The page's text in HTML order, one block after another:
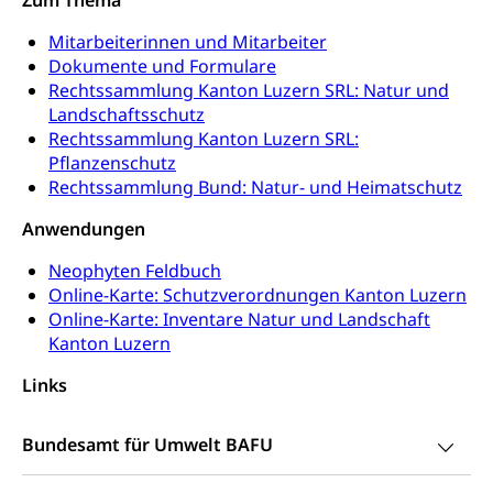
Mitarbeiterinnen und Mitarbeiter
Dokumente und Formulare
Rechtssammlung Kanton Luzern SRL: Natur und
Landschaftsschutz
Rechtssammlung Kanton Luzern SRL:
Pflanzenschutz
Rechtssammlung Bund: Natur- und Heimatschutz
Anwendungen
Neophyten Feldbuch
Online-Karte: Schutzverordnungen Kanton Luzern
Online-Karte: Inventare Natur und Landschaft
Kanton Luzern
Links
Bundesamt für Umwelt BAFU
Haltung Heimtiere
Hunde
Sicherheit
Armee
Militär, Militärdienst, Militärdienstpflicht,
Wehrpflicht, Berufssoldat, Militärdienstverweigerer,
Dienstverweigerer, Militärdienstverweigerung,
Wehrpflichtersatz, Wehrpflichtersatzabgabe
Schweizer Armee
Erwerbsausfallentschädigung (WAS Luzern)
Bevölkerungsschutz
Katastrophenschutz, Katastrophenhilfe, Polizei,
Feuerwehr, Gesundheitswesen, technische Betriebe,
Alarmierung, Sirenentest
Polizei
Versorgung